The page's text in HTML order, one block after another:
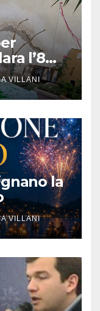
l’8
VILLANI
la
VILLANI